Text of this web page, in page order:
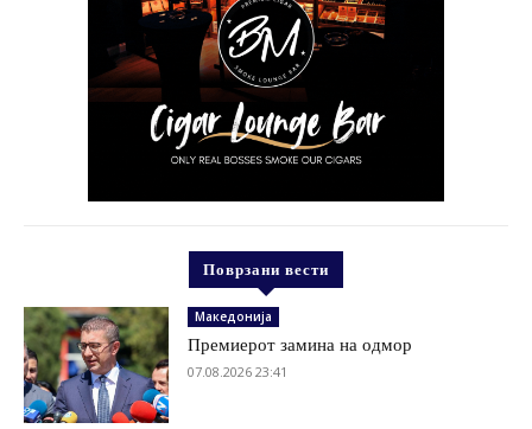
Поврзани вести
Македонија
Премиерот замина на одмор
07.08.2026 23:41